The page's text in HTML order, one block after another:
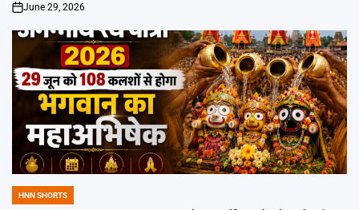
on
June 29, 2026
POSTED
HNN SHORTS